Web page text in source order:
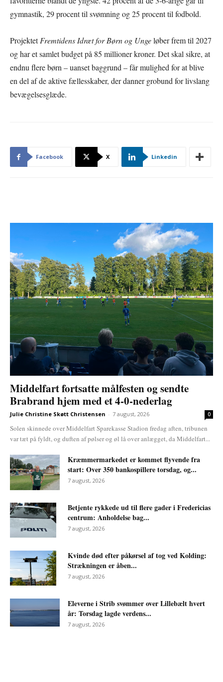
gymnastik, 29 procent til svømning og 25 procent til fodbold.
ProjektetFremtidens Idræt for Børn og Ungeløber frem til 2027
og har et samlet budget på 85 millioner kroner. Det skal sikre, at
endnu flere børn – uanset baggrund – får mulighed for at blive
en del af de aktive fællesskaber, der danner grobund for livslang
bevægelsesglæde.
Facebook X Linkedin
Middelfart fortsatte målfesten og sendte
Brabrand hjem med et 4-0-nederlag
Julie Christine Skøtt Christensen - 7 august, 2026 0
Solen skinnede over Middelfart Sparekasse Stadion fredag aften, tribunen
var tæt på fyldt, og duften af pølser og øl lå over anlægget, da Middelfart...
Kræmmermarkedet er kommet flyvende fra
start: Over 350 bankospillere torsdag, og...
7 august, 2026
Betjente rykkede ud til flere gader i Fredericias
centrum: Anholdelse bag...
7 august, 2026
Kvinde død efter påkørsel af tog ved Kolding:
Strækningen er åben...
7 august, 2026
Eleverne i Strib svømmer over Lillebælt hvert
år: Torsdag lagde verdens...
7 august, 2026